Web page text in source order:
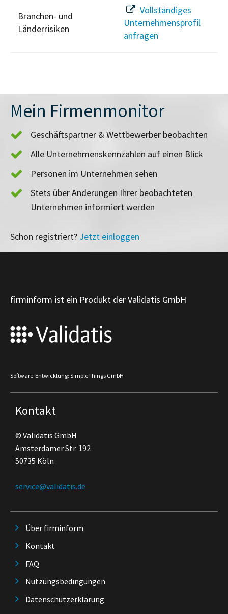
Branchen- und
Länderrisiken
Vollständiges
Unternehmensprofil
anfragen
Mein Firmenmonitor
Geschäftspartner & Wettbewerber beobachten
Alle Unternehmenskennzahlen auf einen Blick
Personen im Unternehmen sehen
Stets über Änderungen Ihrer beobachteten
Unternehmen informiert werden
Schon registriert? Jetzt einloggen
firminform ist ein Produkt der Validatis GmbH
Software-Entwicklung: SimpleThings GmbH
Kontakt
© Validatis GmbH
Amsterdamer Str. 192
50735 Köln
service@validatis.de
Über firminform
Kontakt
FAQ
Nutzungsbedingungen
Datenschutzerklärung